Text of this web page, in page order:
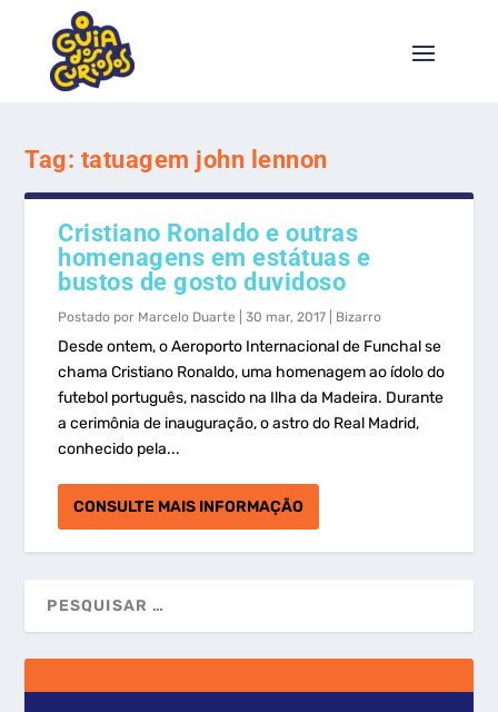
Tag: tatuagem john lennon
Cristiano Ronaldo e outras
homenagens em estátuas e
bustos de gosto duvidoso
Postado por Marcelo Duarte |30 mar, 2017 Bizarro
Desde ontem, o Aeroporto Internacional de Funchal se
chama Cristiano Ronaldo, uma homenagem ao ídolo do
futebol português, nascido na Ilha da Madeira. Durante
a cerimônia de inauguração, o astro do Real Madrid,
conhecido pela...
CONSULTE MAIS INFORMAÇÃO